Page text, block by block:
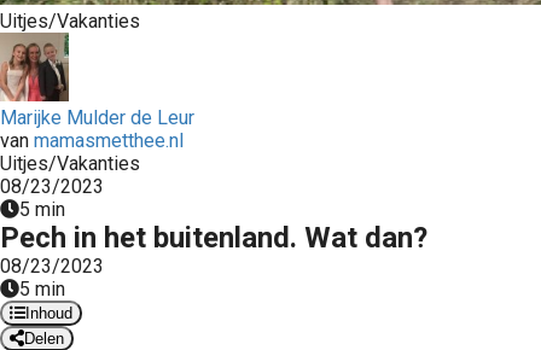
Uitjes/Vakanties
Marijke Mulder de Leur
van mamasmetthee.nl
Uitjes/Vakanties
08/23/2023
5 min
Pech in het buitenland. Wat dan?
08/23/2023
5 min
Inhoud
Delen
de
Hierdoor
website-
van